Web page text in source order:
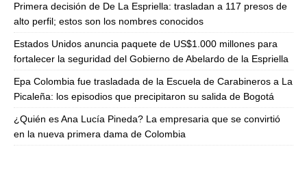
Primera decisión de De La Espriella: trasladan a 117 presos de
alto perfil; estos son los nombres conocidos
Estados Unidos anuncia paquete de US$1.000 millones para
fortalecer la seguridad del Gobierno de Abelardo de la Espriella
Epa Colombia fue trasladada de la Escuela de Carabineros a La
Picaleña: los episodios que precipitaron su salida de Bogotá
¿Quién es Ana Lucía Pineda? La empresaria que se convirtió
en la nueva primera dama de Colombia